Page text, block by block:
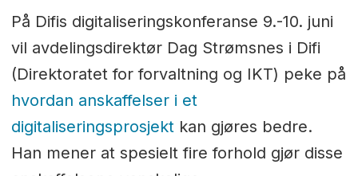
På Difis digitaliseringskonferanse 9.-10. juni
vil avdelingsdirektør Dag Strømsnes i Difi
(Direktoratet for forvaltning og IKT) peke på
hvordan anskaffelser i et
digitaliseringsprosjekt kan gjøres bedre.
Han mener at spesielt fire forhold gjør disse